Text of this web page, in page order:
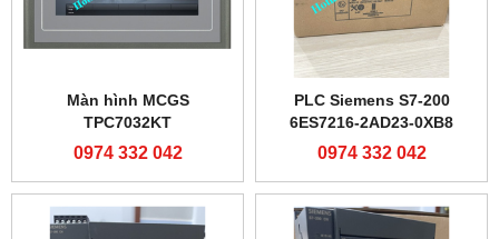
Màn hình MCGS
TPC7032KT
0974 332 042
PLC Siemens S7-200
6ES7216-2AD23-0XB8
0974 332 042